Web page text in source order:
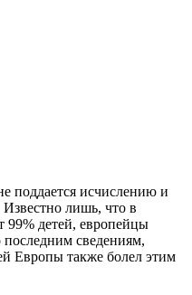
поддается исчислению и
лишь, что в
99% детей, европейцы
сведениям,
Европы также болел этим